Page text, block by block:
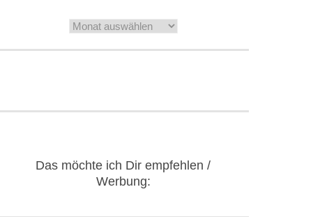
Archiv
Das möchte ich Dir empfehlen /
Werbung: